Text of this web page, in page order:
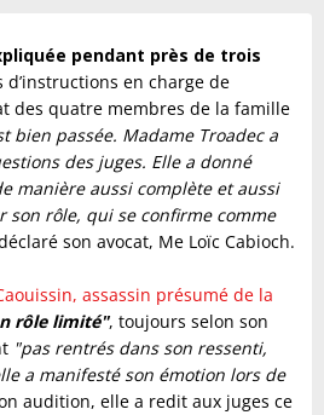
pendant près de trois
d’instructions en charge de
des quatre membres de la famille
bien passée. Madame Troadec a
des juges. Elle a donné
manière aussi complète et aussi
son rôle, qui se confirme comme
son avocat, Me Loïc Cabioch.
assassin présumé de la
rôle limité", toujours selon son
"pas rentrés dans son ressenti,
a manifesté son émotion lors de
audition, elle a redit aux juges ce